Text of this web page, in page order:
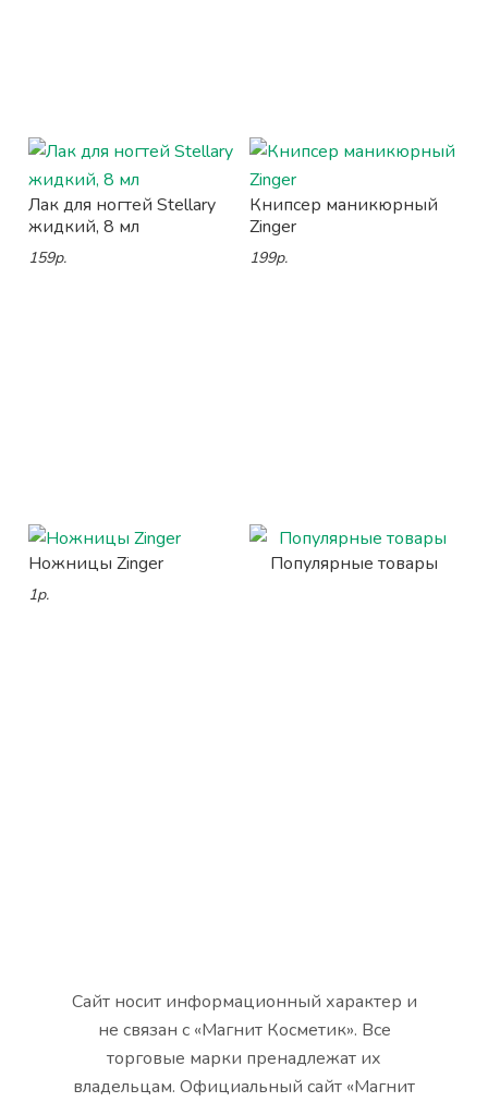
Лак для ногтей Stellary
жидкий, 8 мл
159р.
Книпсер маникюрный
Zinger
199р.
Ножницы Zinger
1р.
Популярные товары
Сайт носит информационный характер и
не связан с «Магнит Косметик». Все
торговые марки пренадлежат их
владельцам. Официальный сайт «Магнит